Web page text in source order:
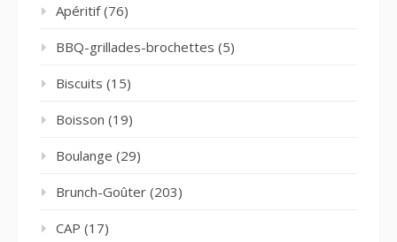
Apéritif(76)
BBQ-grillades-brochettes (5)
Biscuits (15)
Boisson (19)
Boulange (29)
Brunch-Goûter (203)
CAP (17)